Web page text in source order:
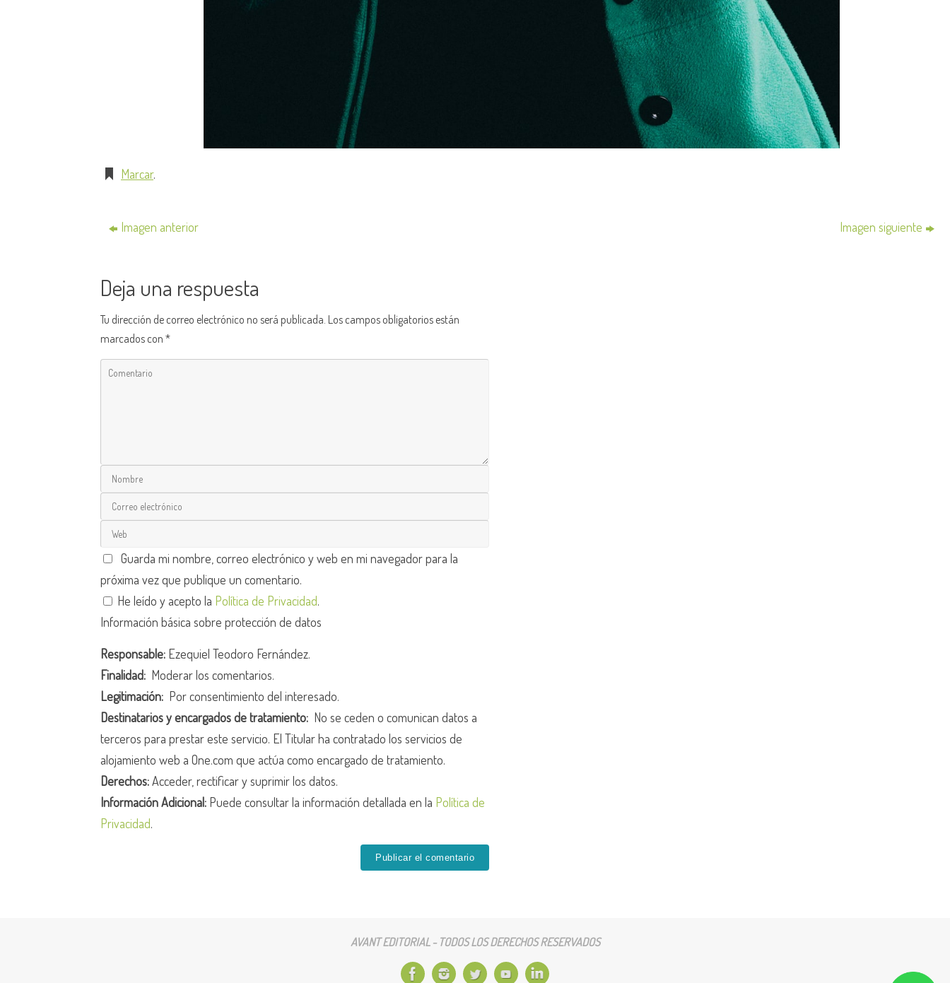
Marcar.
Imagen anterior Imagen siguiente
Deja una respuesta
Tu dirección de correo electrónico no será publicada. Los campos obligatorios están
marcados con*
Guarda mi nombre, correo electrónico y web en mi navegador para la
próxima vez que publique un comentario.
He leído y acepto la Política de Privacidad.
Información básica sobre protección de datos
Responsable: Ezequiel Teodoro Fernández.
Finalidad: Moderar los comentarios.
Legitimación: Por consentimiento del interesado.
Destinatarios y encargados de tratamiento: No se ceden o comunican datos a
terceros para prestar este servicio. El Titular ha contratado los servicios de
alojamiento web a One.com que actúa como encargado de tratamiento.
Derechos:Acceder, rectificar y suprimir los datos.
Información Adicional: Puede consultar la información detallada en la Política de
Privacidad.
AVANT EDITORIAL - TODOS LOS DERECHOS RESERVADOS